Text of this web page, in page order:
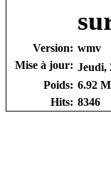
Version: wmv
Mise à jour: Jeudi,
Poids: 6.92
Hits: 8346